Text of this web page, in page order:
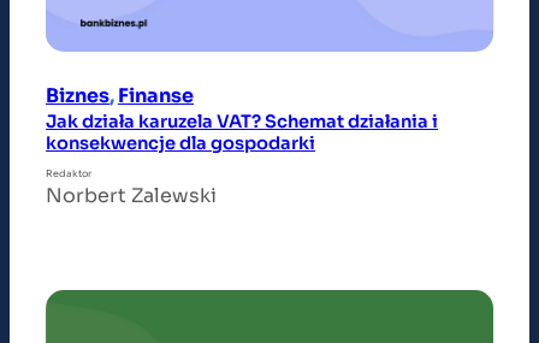
Biznes, Finanse
Jak działa karuzela VAT? Schemat działania i
konsekwencje dla gospodarki
Redaktor
Norbert Zalewski